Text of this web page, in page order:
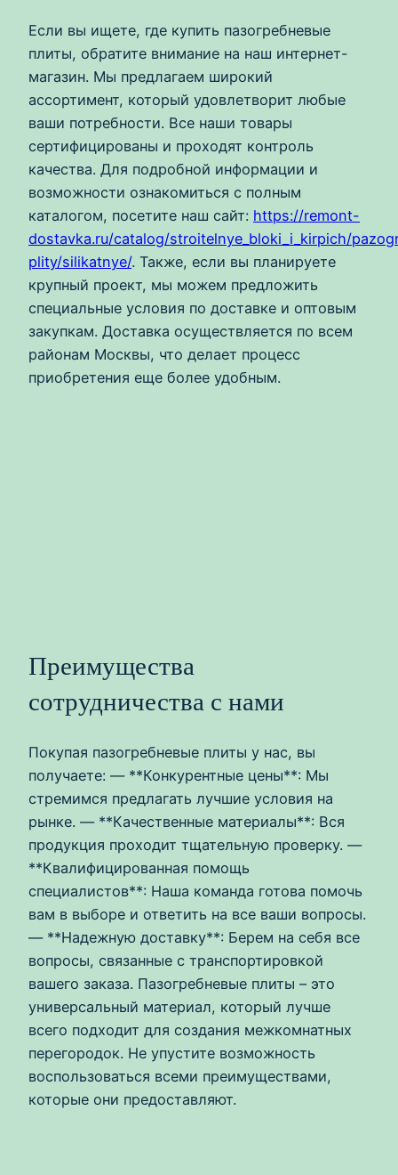
Если вы ищете, где купить пазогребневые
плиты, обратите внимание на наш интернет-
магазин. Мы предлагаем широкий
ассортимент, который удовлетворит любые
ваши потребности. Все наши товары
сертифицированы и проходят контроль
качества. Для подробной информации и
возможности ознакомиться с полным
каталогом, посетите наш сайт: https://remont-
dostavka.ru/catalog/stroitelnye_bloki_i_kirpich/
plity/silikatnye/. Также, если вы планируете
крупный проект, мы можем предложить
специальные условия по доставке и оптовым
закупкам. Доставка осуществляется по всем
районам Москвы, что делает процесс
приобретения еще более удобным.
Преимущества
сотрудничества с нами
Покупая пазогребневые плиты у нас, вы
получаете: — **Конкурентные цены**: Мы
стремимся предлагать лучшие условия на
рынке. — **Качественные материалы**: Вся
продукция проходит тщательную проверку. —
**Квалифицированная помощь
специалистов**: Наша команда готова помочь
вам в выборе и ответить на все ваши вопросы.
— **Надежную доставку**: Берем на себя все
вопросы, связанные с транспортировкой
вашего заказа. Пазогребневые плиты – это
универсальный материал, который лучше
всего подходит для создания межкомнатных
перегородок. Не упустите возможность
воспользоваться всеми преимуществами,
которые они предоставляют.